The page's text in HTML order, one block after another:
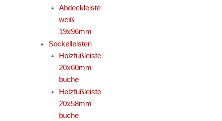
Abdeckleiste
weiß
19x96mm
Sockelleisten
Holzfußleiste
20x60mm
buche
Holzfußleiste
20x58mm
buche